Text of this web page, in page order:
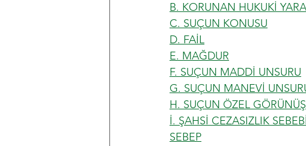
B. KORUNAN HUKUKİ
C. SUÇUN KONUSU
D. FAİL
E. MAĞDUR
F. SUÇUN MADDİ UNSURU
G. SUÇUN MANEVİ
H. SUÇUN ÖZEL
İ. ŞAHSİ CEZASIZLIK
SEBEP